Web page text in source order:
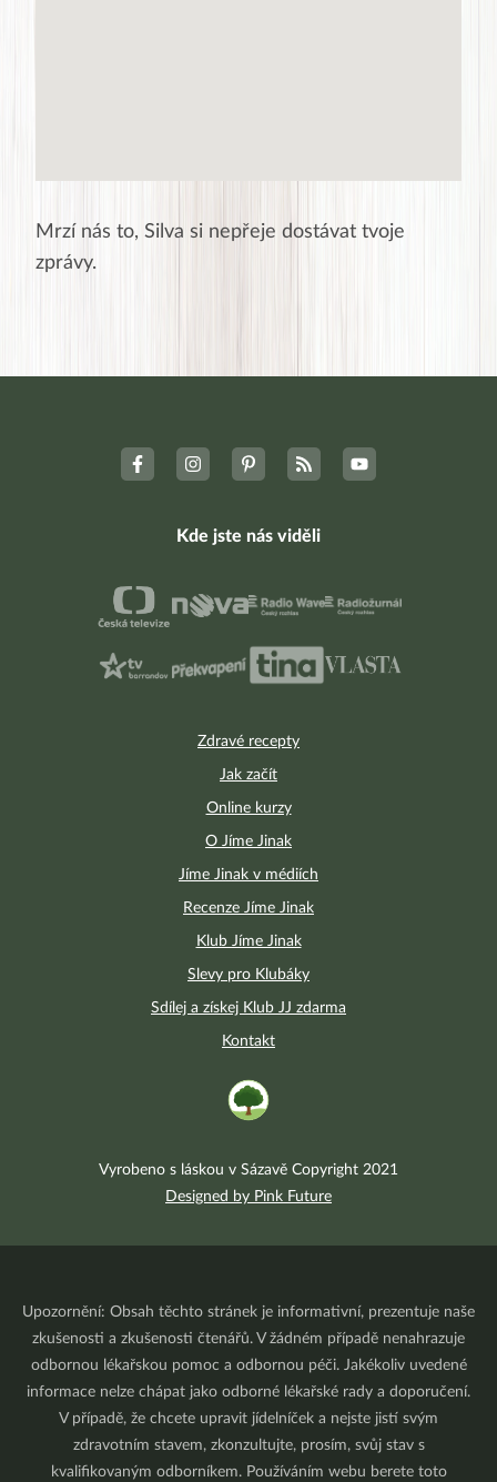
Mrzí nás to, Silva si nepřeje dostávat tvoje
zprávy.
Zdravé recepty
Jak začít
Online kurzy
O Jíme Jinak
Jíme Jinak v médiích
Recenze Jíme Jinak
Klub Jíme Jinak
Slevy pro Klubáky
Sdílej a získej Klub JJ zdarma
Kontakt
Kde jste nás viděli
Vyrobeno s láskou v Sázavě Copyright 2021
Designed by Pink Future
Upozornění: Obsah těchto stránek je informativní, prezentuje naše
zkušenosti a zkušenosti čtenářů. V žádném případě nenahrazuje
odbornou lékařskou pomoc a odbornou péči. Jakékoliv uvedené
informace nelze chápat jako odborné lékařské rady a doporučení.
V případě, že chcete upravit jídelníček a nejste jistí svým
zdravotním stavem, zkonzultujte, prosím, svůj stav s
kvalifikovaným odborníkem. Používáním webu berete toto